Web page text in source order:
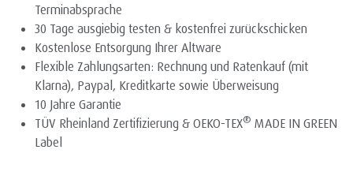
Terminabsprache
30 Tage ausgiebig testen & kostenfrei zurückschicken
Kostenlose Entsorgung Ihrer Altware
Flexible Zahlungsarten: Rechnung und Ratenkauf (mit
Klarna), Paypal, Kreditkarte sowie Überweisung
10 Jahre Garantie
TÜV Rheinland Zertifizierung & OEKO-TEX® MADE IN GREEN
Label